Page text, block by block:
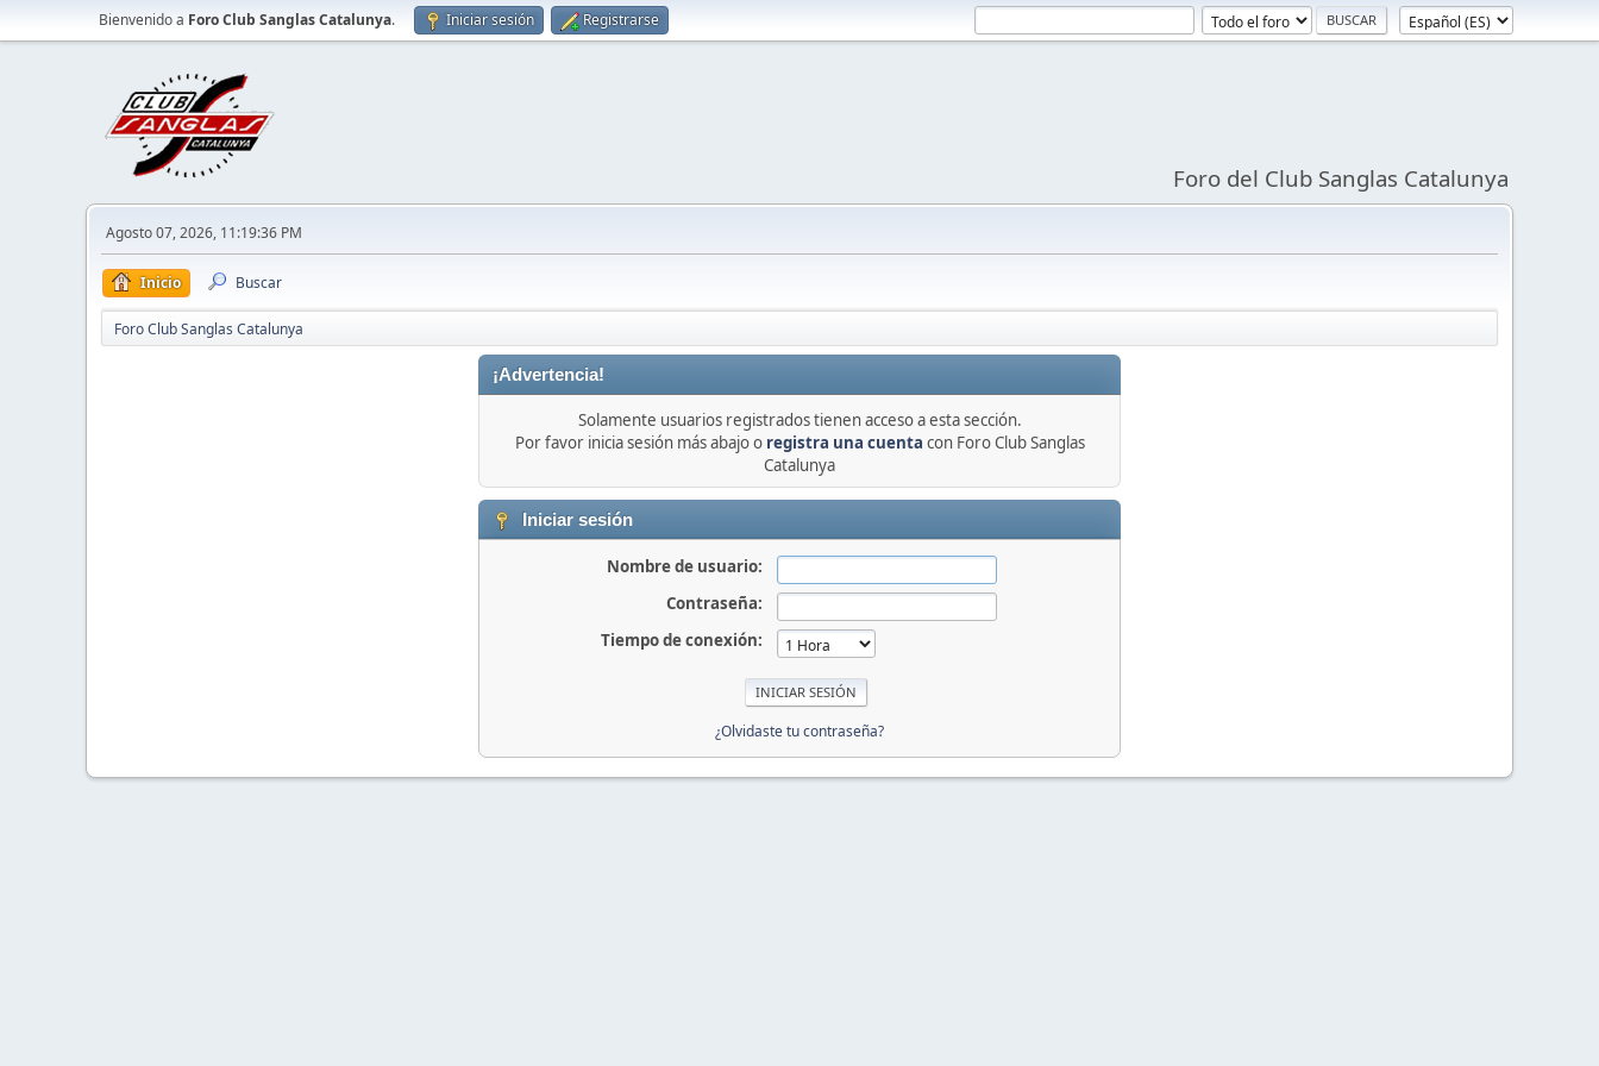
Bienvenido a Foro Club Sanglas Catalunya. Iniciar sesión Registrarse
Foro del Club Sanglas Catalunya
Agosto 07, 2026, 11:19:36 PM
Inicio Buscar
Foro Club Sanglas Catalunya
¡Advertencia!
Solamente usuarios registrados tienen acceso a esta sección.
Por favor inicia sesión más abajo o registra una cuenta con Foro Club Sanglas
Catalunya
Iniciar sesión
Nombre de usuario:
Contraseña:
Tiempo de conexión:
¿Olvidaste tu contraseña?